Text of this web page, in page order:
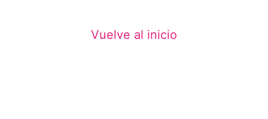
Vuelve al inicio